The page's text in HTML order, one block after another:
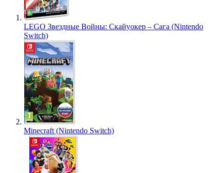
LEGO Звездные Войны: Скайуокер – Сага (Nintendo
Switch)
Minecraft (Nintendo Switch)